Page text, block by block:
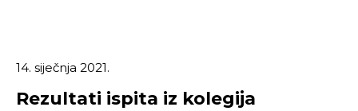
14. siječnja 2021.
Rezultati ispita iz kolegija